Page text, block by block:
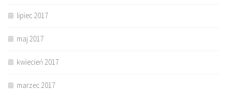
lipiec 2017
maj 2017
kwiecień 2017
marzec 2017